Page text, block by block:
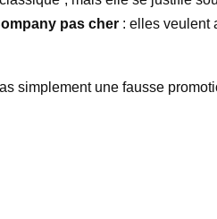
pas cher : elles veulent
simplement une fausse